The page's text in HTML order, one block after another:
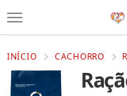
INÍCIO CACHORRO